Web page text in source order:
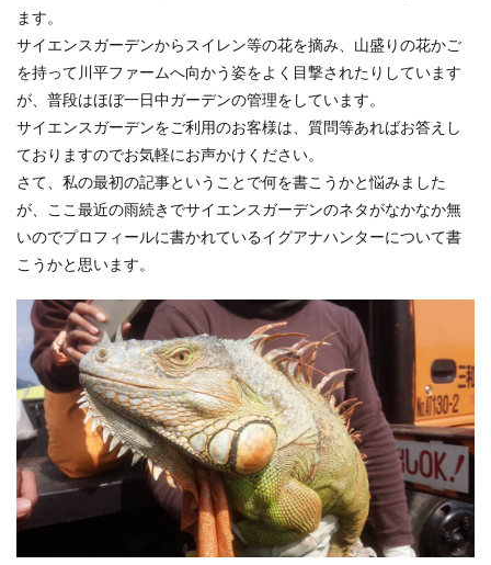
ます。
サイエンスガーデンからスイレン等の花を摘み、山盛りの花かご
を持って川平ファームへ向かう姿をよく目撃されたりしています
が、普段はほぼ一日中ガーデンの管理をしています。
サイエンスガーデンをご利用のお客様は、質問等あればお答えし
ておりますのでお気軽にお声かけください。
さて、私の最初の記事ということで何を書こうかと悩みました
が、ここ最近の雨続きでサイエンスガーデンのネタがなかなか無
いのでプロフィールに書かれているイグアナハンターについて書
こうかと思います。